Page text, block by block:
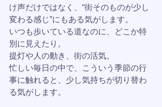
け声だけではなく、“街そのものが少し
変わる感じ”にもある気がします。
いつも歩いている道なのに、どこか特
別に見えたり。
提灯や人の動き、街の活気。
忙しい毎日の中で、こういう季節の行
事に触れると、少し気持ちが切り替わ
る気がします。